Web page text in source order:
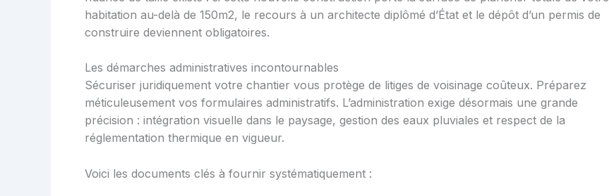
habitation au-delà de 150m2, le recours à un architecte diplômé d’État et le dépôt d’un permis de
construire deviennent obligatoires.
Les démarches administratives incontournables
Sécuriser juridiquement votre chantier vous protège de litiges de voisinage coûteux. Préparez
méticuleusement vos formulaires administratifs. L’administration exige désormais une grande
précision : intégration visuelle dans le paysage, gestion des eaux pluviales et respect de la
réglementation thermique en vigueur.
Voici les documents clés à fournir systématiquement :